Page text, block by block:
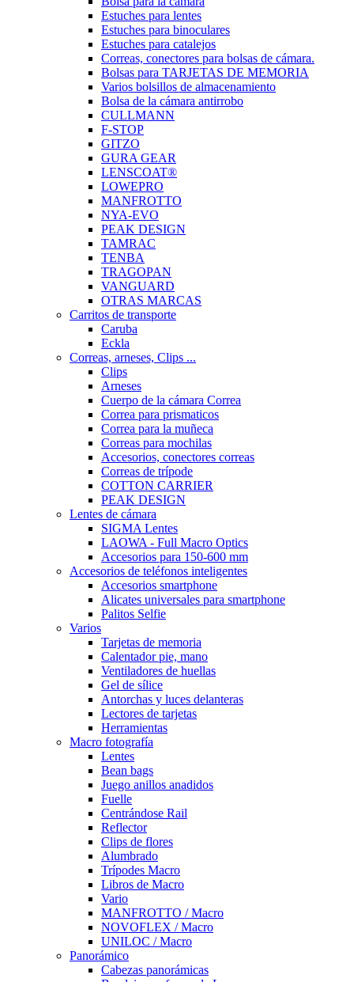
Estuches para lentes
Estuches para binoculares
Estuches para catalejos
Correas, conectores para bolsas de cámara.
Bolsas para TARJETAS DE MEMORIA
Varios bolsillos de almacenamiento
Bolsa de la cámara antirrobo
CULLMANN
F-STOP
GITZO
GURA GEAR
LENSCOAT®
LOWEPRO
MANFROTTO
NYA-EVO
PEAK DESIGN
TAMRAC
TENBA
TRAGOPAN
VANGUARD
OTRAS MARCAS
Carritos de transporte
Caruba
Eckla
Correas, arneses, Clips ...
Clips
Arneses
Cuerpo de la cámara Correa
Correa para prismaticos
Correa para la muñeca
Correas para mochilas
Accesorios, conectores correas
Correas de trípode
COTTON CARRIER
PEAK DESIGN
Lentes de cámara
SIGMA Lentes
LAOWA - Full Macro Optics
Accesorios para 150-600 mm
Accesorios de teléfonos inteligentes
Accesorios smartphone
Alicates universales para smartphone
Palitos Selfie
Varios
Tarjetas de memoria
Calentador pie, mano
Ventiladores de huellas
Gel de sílice
Antorchas y luces delanteras
Lectores de tarjetas
Herramientas
Macro fotografía
Lentes
Bean bags
Juego anillos anadidos
Fuelle
Centrándose Rail
Reflector
Clips de flores
Alumbrado
Trípodes Macro
Libros de Macro
Vario
MANFROTTO / Macro
NOVOFLEX / Macro
UNILOC / Macro
Panorámico
Cabezas panorámicas